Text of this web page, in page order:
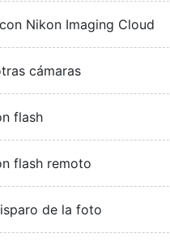
Nikon Imaging Cloud
cámaras
flash
flash remoto
de la foto